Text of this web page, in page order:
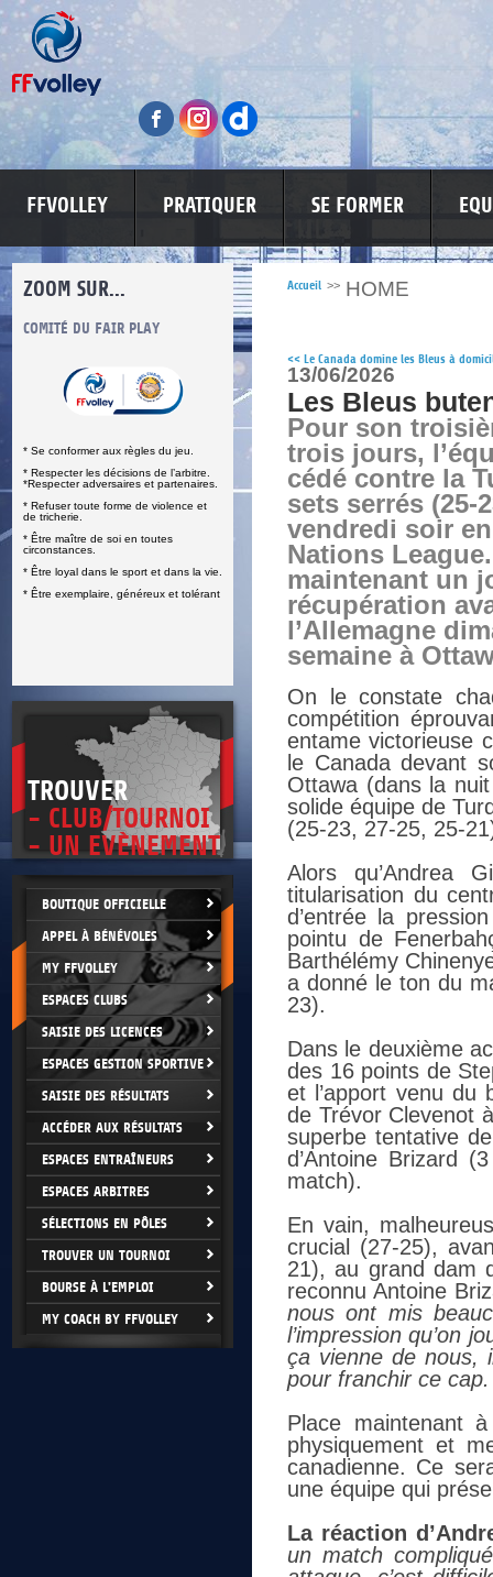
FFVOLLEY PRATIQUER SE FORMER
ZOOM SUR...
COMITÉ DU FAIR PLAY
* Se conformer aux règles du jeu.
* Respecter les décisions de l’arbitre.
*Respecter adversaires et partenaires.
* Refuser toute forme de violence et
de tricherie.
* Être maître de soi en toutes
circonstances.
* Être loyal dans le sport et dans la vie.
* Être exemplaire, généreux et tolérant
LUTTE CONTRE LES VIOLENCES
TROUVER
- CLUB/TOURNOI
- UN EVÈNEMENT
BOUTIQUE OFFICIELLE
APPEL À BÉNÉVOLES
MY FFVOLLEY
ESPACES CLUBS
SAISIE DES LICENCES
ESPACES GESTION SPORTIVE
SAISIE DES RÉSULTATS
ACCÉDER AUX RÉSULTATS
ESPACES ENTRAÎNEURS
ESPACES ARBITRES
SÉLECTIONS EN PÔLES
TROUVER UN TOURNOI
BOURSE À L'EMPLOI
MY COACH BY FFVOLLEY
Accueil >> HOME
<< Le Canada domine les Bleus à
13/06/2026
Les Bleus
Pour son
trois jours,
cédé contre la
sets serrés (25-
vendredi soir
Nations
maintenant un
récupération
l’Allemagne
semaine à
On le constate
compétition
entame victorieuse
le Canada devant
Ottawa (dans la
solide équipe de
(25-23, 27-25, 25-
Alors qu’Andrea
titularisation du
d’entrée la
pointu de
Barthélémy
a donné le ton du
23).
Dans le deuxième
des 16 points de
et l’apport venu du
de Trévor Clevenot
superbe tentative
d’Antoine Brizard
match).
En vain,
crucial (27-25),
21), au grand dam
reconnu Antoine
nous ont mis
l’impression qu’on
ça vienne de nous,
pour franchir ce cap.
Place maintenant
physiquement et
canadienne. Ce
une équipe qui
La réaction
un match